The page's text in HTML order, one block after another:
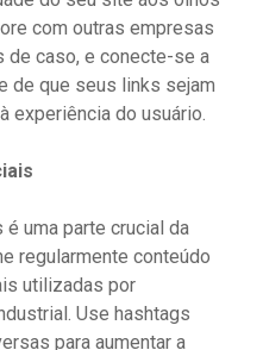
com outras empresas
de caso, e conecte-se a
de que seus links sejam
experiência do usuário.
uma parte crucial da
regularmente conteúdo
utilizadas por
Use hashtags
para aumentar a